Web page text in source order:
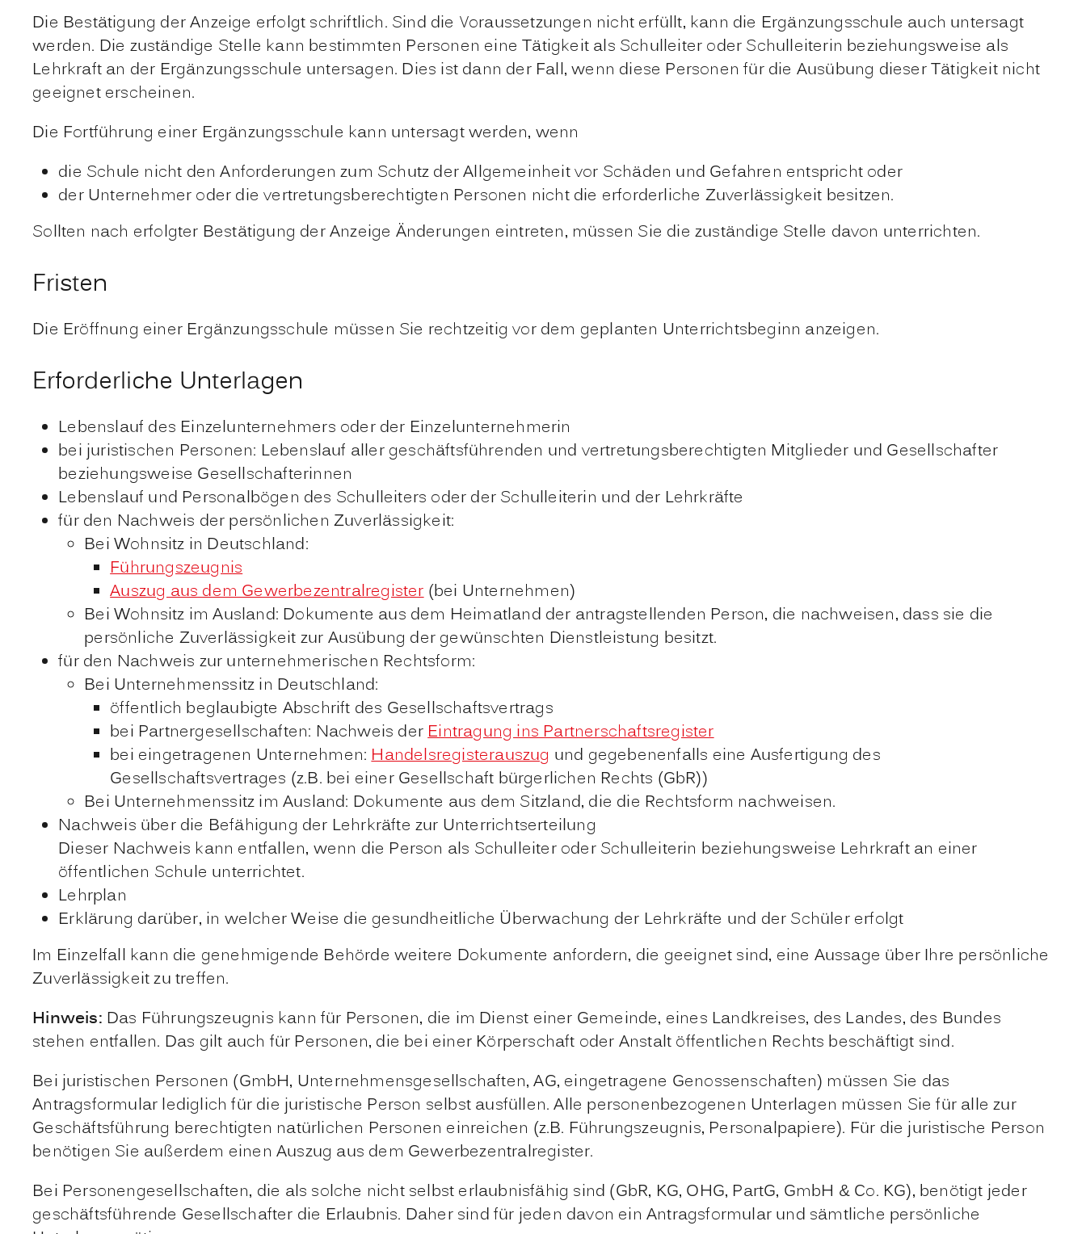
Die Bestätigung der Anzeige erfolgt schriftlich. Sind die Voraussetzungen nicht erfüllt, kann die Ergänzungsschule auch untersagt
werden. Die zuständige Stelle kann bestimmten Personen eine Tätigkeit als Schulleiter oder Schulleiterin beziehungsweise als
Lehrkraft an der Ergänzungsschule untersagen. Dies ist dann der Fall, wenn diese Personen für die Ausübung dieser Tätigkeit nicht
geeignet erscheinen.
Die Fortführung einer Ergänzungsschule kann untersagt werden, wenn
die Schule nicht den Anforderungen zum Schutz der Allgemeinheit vor Schäden und Gefahren entspricht oder
der Unternehmer oder die vertretungsberechtigten Personen nicht die erforderliche Zuverlässigkeit besitzen.
Sollten nach erfolgter Bestätigung der Anzeige Änderungen eintreten, müssen Sie die zuständige Stelle davon unterrichten.
Fristen
Die Eröffnung einer Ergänzungsschule müssen Sie rechtzeitig vor dem geplanten Unterrichtsbeginn anzeigen.
Erforderliche Unterlagen
Lebenslauf des Einzelunternehmers oder der Einzelunternehmerin
bei juristischen Personen: Lebenslauf aller geschäftsführenden und vertretungsberechtigten Mitglieder und Gesellschafter
beziehungsweise Gesellschafterinnen
Lebenslauf und Personalbögen des Schulleiters oder der Schulleiterin und der Lehrkräfte
für den Nachweis der persönlichen Zuverlässigkeit:
Bei Wohnsitz in Deutschland:
Führungszeugnis
Auszug aus dem Gewerbezentralregister(bei Unternehmen)
Bei Wohnsitz im Ausland: Dokumente aus dem Heimatland der antragstellenden Person, die nachweisen, dass sie die
persönliche Zuverlässigkeit zur Ausübung der gewünschten Dienstleistung besitzt.
für den Nachweis zur unternehmerischen Rechtsform:
Bei Unternehmenssitz in Deutschland:
öffentlich beglaubigte Abschrift des Gesellschaftsvertrags
bei Partnergesellschaften: Nachweis derEintragung ins Partnerschaftsregister
bei eingetragenen Unternehmen:Handelsregisterauszug und gegebenenfalls eine Ausfertigung des
Gesellschaftsvertrages (z.B. bei einer Gesellschaft bürgerlichen Rechts (GbR))
Bei Unternehmenssitz im Ausland: Dokumente aus dem Sitzland, die die Rechtsform nachweisen.
Nachweis über die Befähigung der Lehrkräfte zur Unterrichtserteilung
Dieser Nachweis kann entfallen, wenn die Person als Schulleiter oder Schulleiterin beziehungsweise Lehrkraft an einer
öffentlichen Schule unterrichtet.
Lehrplan
Erklärung darüber, in welcher Weise die gesundheitliche Überwachung der Lehrkräfte und der Schüler erfolgt
Im Einzelfall kann die genehmigende Behörde weitere Dokumente anfordern, die geeignet sind, eine Aussage über Ihre persönliche
Zuverlässigkeit zu treffen.
Hinweis: Das Führungszeugnis kann für Personen, die im Dienst einer Gemeinde, eines Landkreises, des Landes, des Bundes
stehen entfallen. Das gilt auch für Personen, die bei einer Körperschaft oder Anstalt öffentlichen Rechts beschäftigt sind.
Bei juristischen Personen (GmbH, Unternehmensgesellschaften, AG, eingetragene Genossenschaften) müssen Sie das
Antragsformular lediglich für die juristische Person selbst ausfüllen. Alle personenbezogenen Unterlagen müssen Sie für alle zur
Geschäftsführung berechtigten natürlichen Personen einreichen (z.B. Führungszeugnis, Personalpapiere). Für die juristische Person
benötigen Sie außerdem einen Auszug aus dem Gewerbezentralregister.
Bei Personengesellschaften, die als solche nicht selbst erlaubnisfähig sind (GbR, KG, OHG, PartG, GmbH & Co. KG), benötigt jeder
geschäftsführende Gesellschafter die Erlaubnis. Daher sind für jeden davon ein Antragsformular und sämtliche persönliche